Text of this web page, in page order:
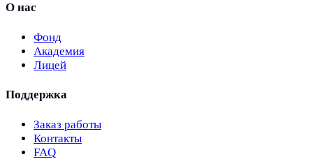
О нас
Фонд
Академия
Лицей
Поддержка
Заказ работы
Контакты
FAQ